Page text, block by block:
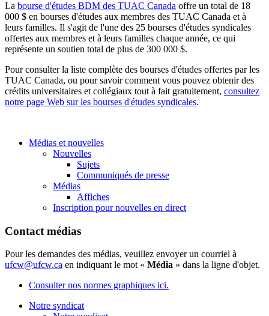
La bourse d'études BDM des TUAC Canada offre un total de 18
000 $ en bourses d'études aux membres des TUAC Canada et à
leurs familles. Il s'agit de l'une des 25 bourses d'études syndicales
offertes aux membres et à leurs familles chaque année, ce qui
représente un soutien total de plus de 300 000 $.
Pour consulter la liste complète des bourses d'études offertes par les
TUAC Canada, ou pour savoir comment vous pouvez obtenir des
crédits universitaires et collégiaux tout à fait gratuitement, consultez
notre page Web sur les bourses d'études syndicales.
Médias et nouvelles
Nouvelles
Sujets
Communiqués de presse
Médias
Affiches
Inscription pour nouvelles en direct
Contact médias
Pour les demandes des médias, veuillez envoyer un courriel à
ufcw@ufcw.ca en indiquant le mot « Média » dans la ligne d'objet.
Consulter nos normes graphiques ici.
Notre syndicat